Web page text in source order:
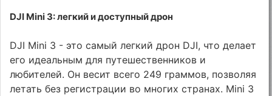
DJI Mini 3: легкий и доступный дрон
DJI Mini 3 - это самый легкий дрон DJI, что делает
его идеальным для путешественников и
любителей. Он весит всего 249 граммов, позволяя
летать без регистрации во многих странах. Mini 3